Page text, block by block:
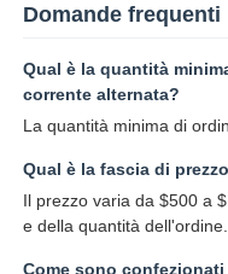
Domande frequenti
Qual è la quantità
corrente alternata?
La quantità minima di
Qual è la fascia di
Il prezzo varia da $500 a
e della quantità dell'ordine.
Come sono